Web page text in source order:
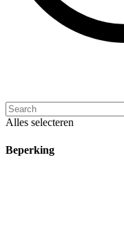
Alles selecteren
Beperking